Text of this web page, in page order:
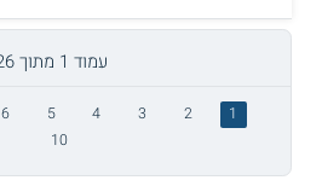
עמוד 1 מתוך 26
1
2
3
4
5
6
10